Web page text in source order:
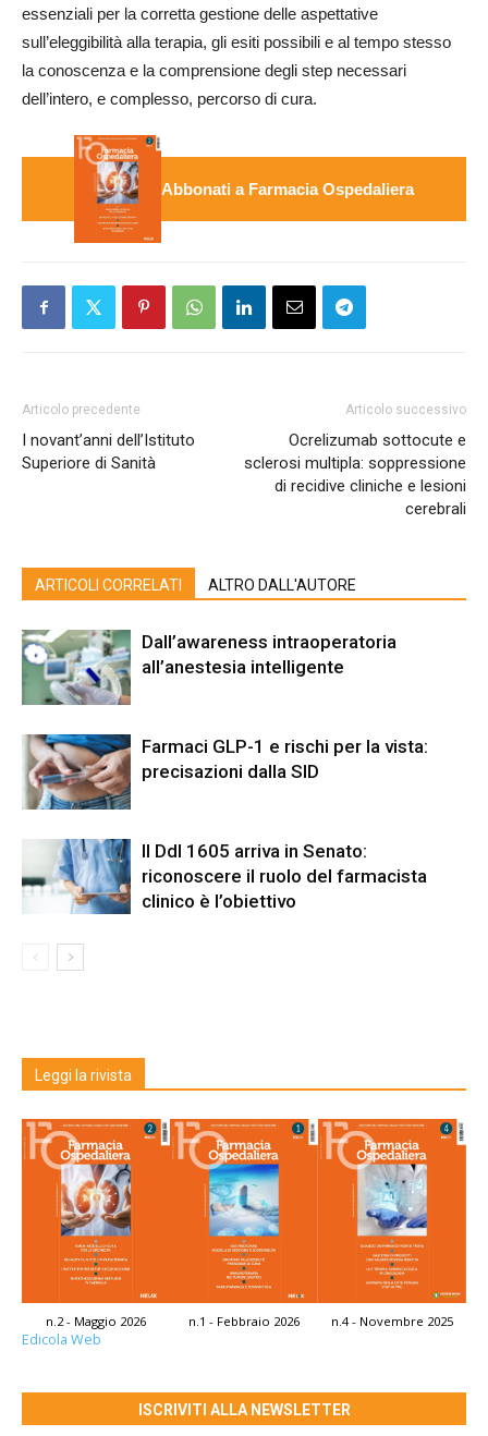
essenziali per la corretta gestione delle aspettative
sull’eleggibilità alla terapia, gli esiti possibili e al tempo stesso
la conoscenza e la comprensione degli step necessari
dell’intero, e complesso, percorso di cura.
Abbonati a Farmacia Ospedaliera
Articolo precedente
I novant’anni dell’Istituto
Superiore di Sanità
Articolo successivo
Ocrelizumab sottocute e
sclerosi multipla: soppressione
di recidive cliniche e lesioni
cerebrali
ARTICOLI CORRELATI ALTRO DALL'AUTORE
Dall’awareness intraoperatoria
all’anestesia intelligente
Farmaci GLP-1 e rischi per la vista:
precisazioni dalla SID
Il Ddl 1605 arriva in Senato:
riconoscere il ruolo del farmacista
clinico è l’obiettivo
Leggi la rivista
n.2 - Maggio 2026 n.1 - Febbraio 2026 n.4 - Novembre 2025
Edicola Web
ISCRIVITI ALLA NEWSLETTER